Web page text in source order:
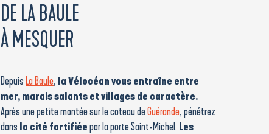
DE LA BAULE
À MESQUER
Depuis La Baule, la Vélocéan vous entraîne entre
mer, marais salants et villages de caractère.
Après une petite montée sur le coteau deGuérande, pénétrez
dans la cité fortifiéepar la porte Saint-Michel. Les